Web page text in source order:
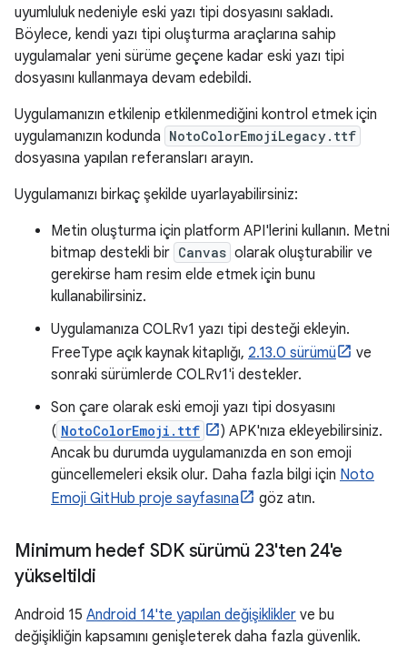
uyumluluk nedeniyle eski yazı tipi dosyasını sakladı.
Böylece, kendi yazı tipi oluşturma araçlarına sahip
uygulamalar yeni sürüme geçene kadar eski yazı tipi
dosyasını kullanmaya devam edebildi.
Uygulamanızın etkilenip etkilenmediğini kontrol etmek için
uygulamanızın kodunda NotoColorEmojiLegacy.ttf
dosyasına yapılan referansları arayın.
Uygulamanızı birkaç şekilde uyarlayabilirsiniz:
Metin oluşturma için platform API'lerini kullanın. Metni
bitmap destekli bir Canvas olarak oluşturabilir ve
gerekirse ham resim elde etmek için bunu
kullanabilirsiniz.
Uygulamanıza COLRv1 yazı tipi desteği ekleyin.
FreeType açık kaynak kitaplığı, 2.13.0 sürümü
ve
sonraki sürümlerde COLRv1'i destekler.
Son çare olarak eski emoji yazı tipi dosyasını
( NotoColorEmoji.ttf
) APK'nıza ekleyebilirsiniz.
Ancak bu durumda uygulamanızda en son emoji
güncellemeleri eksik olur. Daha fazla bilgi için Noto
Emoji GitHub proje sayfasına
göz atın.
Minimum hedef SDK sürümü 23'ten 24'e
yükseltildi
Android 15 Android 14'te yapılan değişiklikler ve bu
değişikliğin kapsamını genişleterek daha fazla güvenlik.